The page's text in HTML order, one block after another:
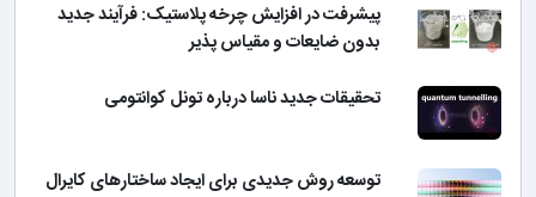
پیشرفت در افزایش چرخه پلاستیک: فرآیند جدید
بدون ضایعات و مقیاس پذیر
تحقیقات جدید ناسا درباره تونل کوانتومی
توسعه روش جدیدی برای ایجاد ساختارهای کایرال